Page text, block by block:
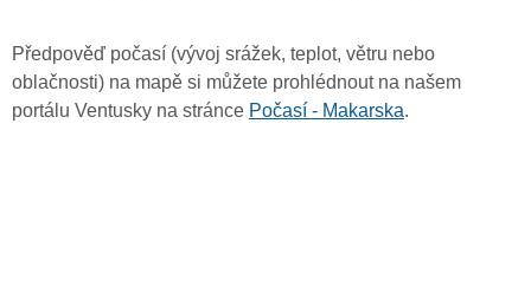
Předpověď počasí (vývoj srážek, teplot, větru nebo
oblačnosti) na mapě si můžete prohlédnout na našem
portálu Ventusky na stránce Počasí - Makarska.